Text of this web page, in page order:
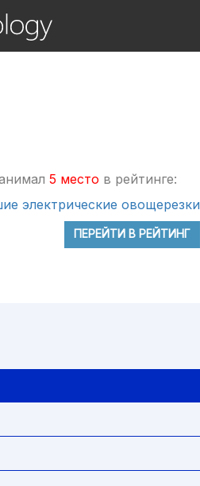
5 место в рейтинге:
электрические овощерезки
ПЕРЕЙТИ В РЕЙТИНГ